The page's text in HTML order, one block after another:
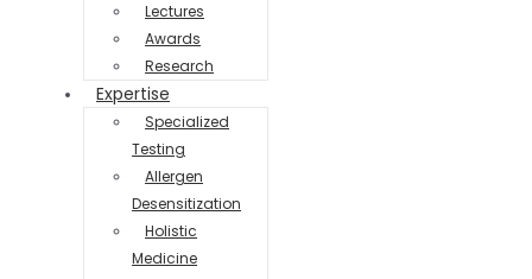
Lectures
Awards
Research
Expertise
Specialized
Testing
Allergen
Desensitization
Holistic
Medicine